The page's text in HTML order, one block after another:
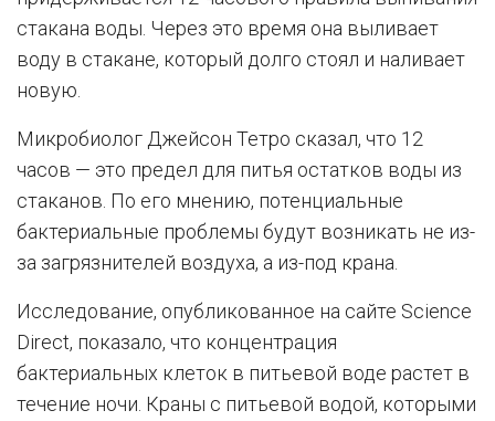
стакана воды. Через это время она выливает
воду в стакане, который долго стоял и наливает
новую.
Микробиолог Джейсон Тетро сказал, что 12
часов — это предел для питья остатков воды из
стаканов. По его мнению, потенциальные
бактериальные проблемы будут возникать не из-
за загрязнителей воздуха, а из-под крана.
Исследование, опубликованное на сайте Science
Direct, показало, что концентрация
бактериальных клеток в питьевой воде растет в
течение ночи. Краны с питьевой водой, которыми